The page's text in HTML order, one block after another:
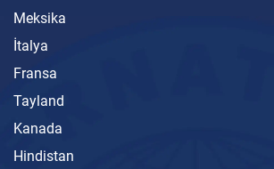
Meksika
İtalya
Fransa
Tayland
Kanada
Hindistan